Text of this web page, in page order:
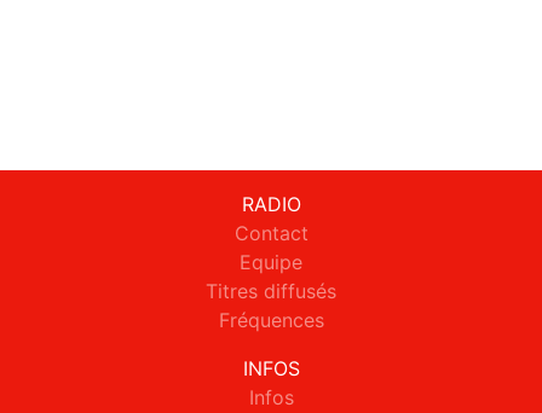
RADIO
Contact
Equipe
Titres diffusés
Fréquences
INFOS
Infos